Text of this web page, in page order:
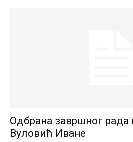
Одбрана завршног рада
Вуловић Иване